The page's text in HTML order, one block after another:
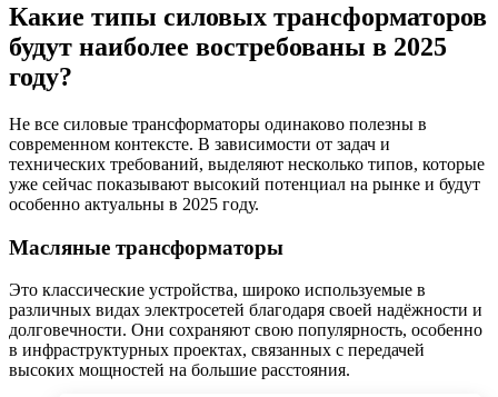
Какие типы силовых трансформаторов
будут наиболее востребованы в 2025
году?
Не все силовые трансформаторы одинаково полезны в
современном контексте. В зависимости от задач и
технических требований, выделяют несколько типов, которые
уже сейчас показывают высокий потенциал на рынке и будут
особенно актуальны в 2025 году.
Масляные трансформаторы
Это классические устройства, широко используемые в
различных видах электросетей благодаря своей надёжности и
долговечности. Они сохраняют свою популярность, особенно
в инфраструктурных проектах, связанных с передачей
высоких мощностей на большие расстояния.